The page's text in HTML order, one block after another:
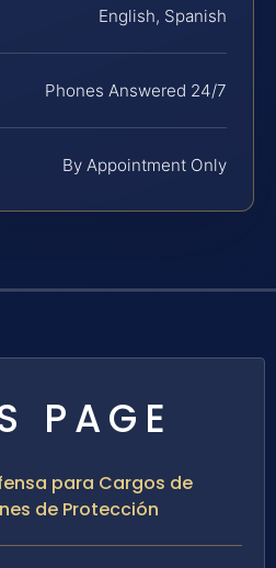
English, Spanish
Phones Answered 24/7
By Appointment Only
PAGE
para Cargos de
de Protección